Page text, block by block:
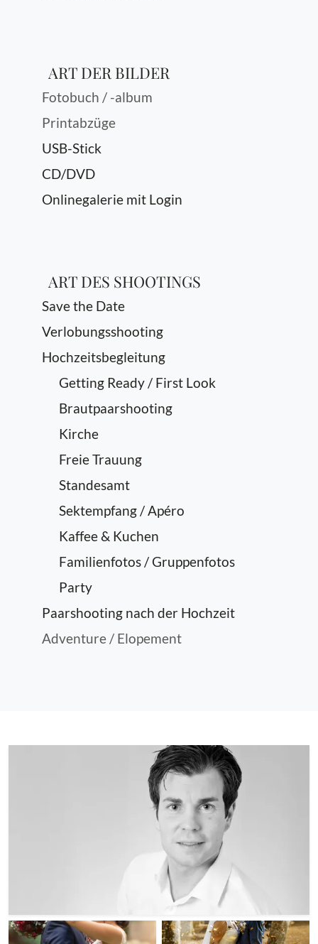
ART DER BILDER
Fotobuch / -album
Printabzüge
USB-Stick
CD/DVD
Onlinegalerie mit Login
ART DES SHOOTINGS
Save the Date
Verlobungsshooting
Hochzeitsbegleitung
Getting Ready / First Look
Brautpaarshooting
Kirche
Freie Trauung
Standesamt
Sektempfang / Apéro
Kaffee & Kuchen
Familienfotos / Gruppenfotos
Party
Paarshooting nach der Hochzeit
Adventure / Elopement